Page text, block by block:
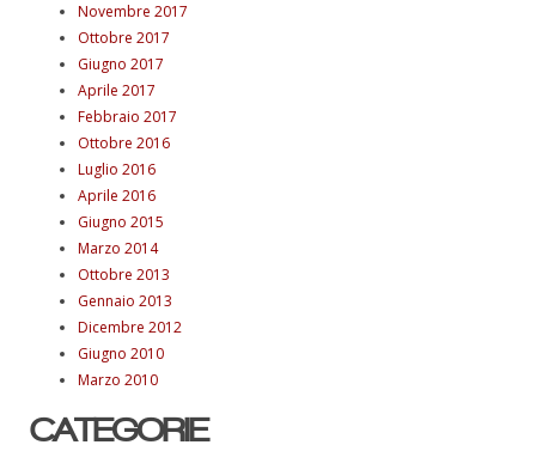
Novembre 2017
Ottobre 2017
Giugno 2017
Aprile 2017
Febbraio 2017
Ottobre 2016
Luglio 2016
Aprile 2016
Giugno 2015
Marzo 2014
Ottobre 2013
Gennaio 2013
Dicembre 2012
Giugno 2010
Marzo 2010
CATEGORIE